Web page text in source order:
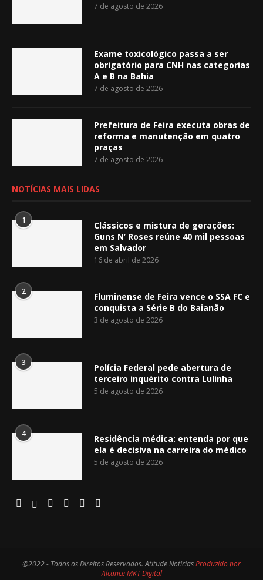
7 de agosto de 2026
Exame toxicológico passa a ser
obrigatório para CNH nas categorias
A e B na Bahia
7 de agosto de 2026
Prefeitura de Feira executa obras de
reforma e manutenção em quatro
praças
7 de agosto de 2026
NOTÍCIAS MAIS LIDAS
1
Clássicos e mistura de gerações:
Guns N’ Roses reúne 40 mil pessoas
em Salvador
16 de abril de 2026
2
Fluminense de Feira vence o SSA FC e
conquista a Série B do Baianão
3 de agosto de 2026
3
Polícia Federal pede abertura de
terceiro inquérito contra Lulinha
5 de agosto de 2026
4
Residência médica: entenda por que
ela é decisiva na carreira do médico
5 de agosto de 2026
@2022 - Todos os Direitos Reservados. Atitude NotíciasProduzido por
Alcance MKT Digital